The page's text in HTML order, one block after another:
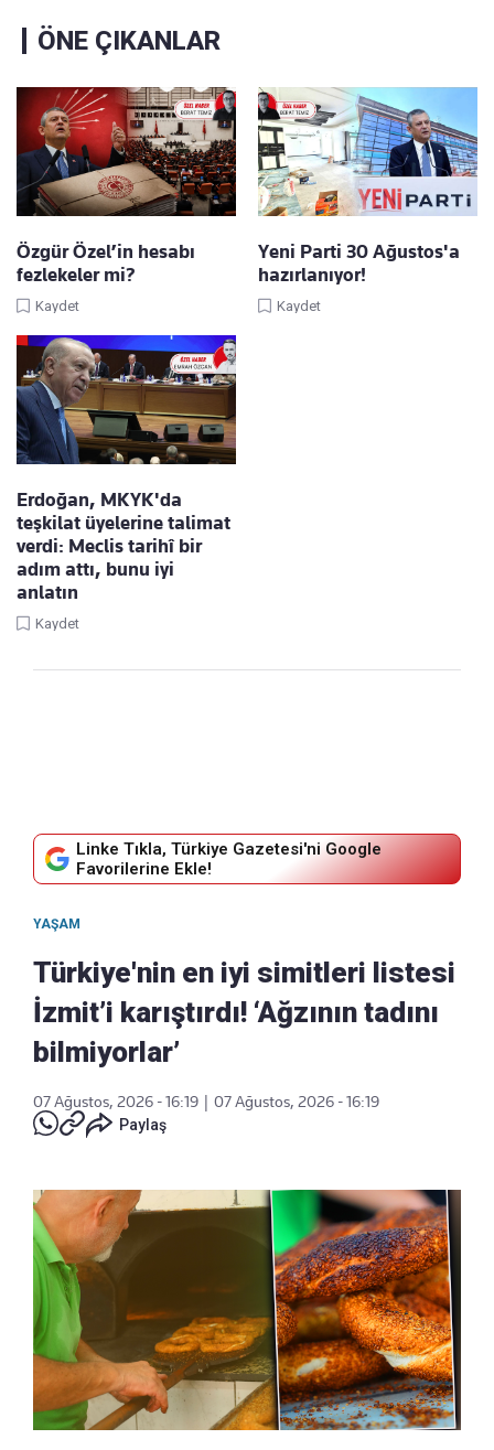
ÖNE ÇIKANLAR
Özgür Özel’in hesabı
fezlekeler mi?
Kaydet
Yeni Parti 30 Ağustos'a
hazırlanıyor!
Kaydet
Erdoğan, MKYK'da
teşkilat üyelerine talimat
verdi: Meclis tarihî bir
adım attı, bunu iyi
anlatın
Kaydet
Linke Tıkla, Türkiye Gazetesi'ni Google
Favorilerine Ekle!
YAŞAM
Türkiye'nin en iyi simitleri listesi
İzmit’i karıştırdı! ‘Ağzının tadını
bilmiyorlar’
07 Ağustos, 2026 - 16:19
07 Ağustos, 2026 - 16:19
Paylaş